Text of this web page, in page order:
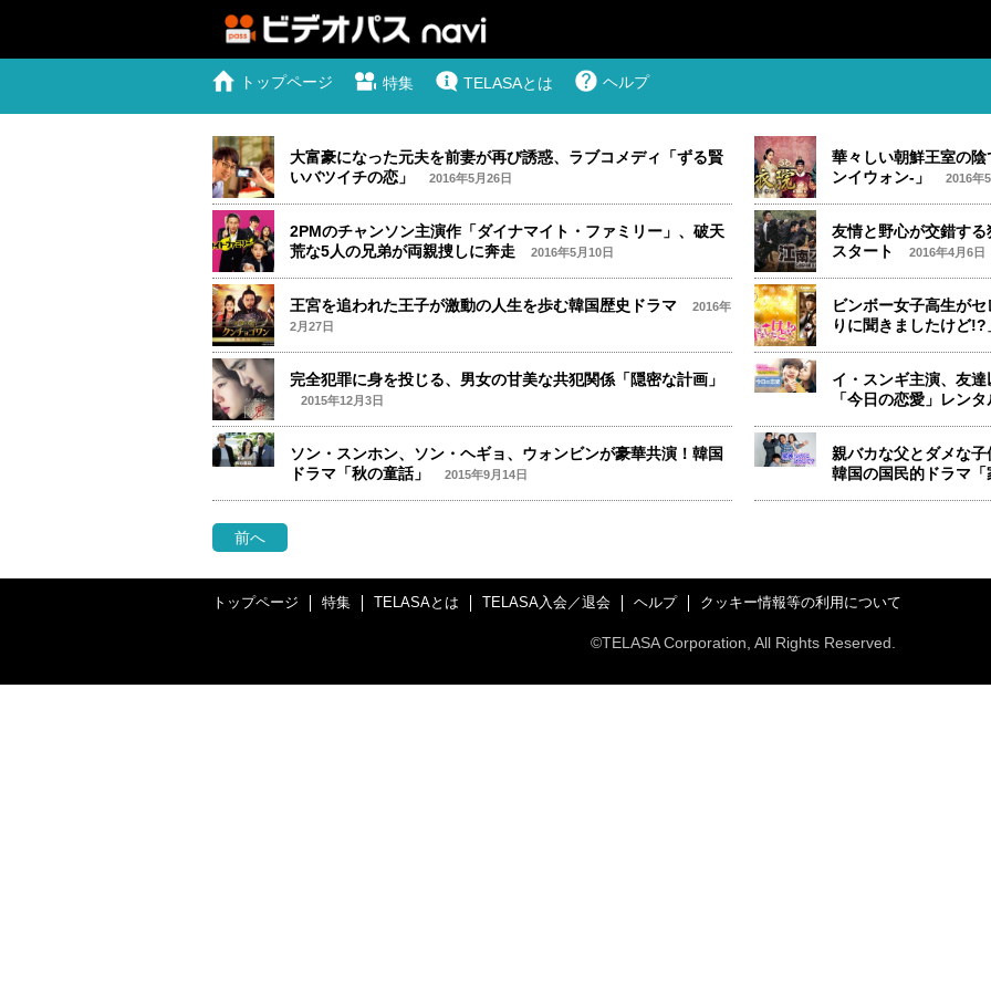
トップページ 特集 TELASAとは ヘルプ
大富豪になった元夫を前妻が再び誘惑、ラブコメディ「ずる賢
いバツイチの恋」
2016年5月26日
華々しい朝鮮王室の
ンイウォン-」
2016年
2PMのチャンソン主演作「ダイナマイト・ファミリー」、破天
荒な5人の兄弟が両親捜しに奔走
2016年5月10日
友情と野心が交錯す
スタート
2016年4月6日
王宮を追われた王子が激動の人生を歩む韓国歴史ドラマ
2016年
2月27日
ビンボー女子高生が
りに聞きましたけど
完全犯罪に身を投じる、男女の甘美な共犯関係「隠密な計画」
2015年12月3日
イ・スンギ主演、友
「今日の恋愛」レン
ソン・スンホン、ソン・ヘギョ、ウォンビンが豪華共演！韓国
ドラマ「秋の童話」
2015年9月14日
親バカな父とダメな
韓国の国民的ドラマ
前へ
トップページ 特集 TELASAとは TELASA入会／退会 ヘルプ クッキー情報等の利用について
©TELASA Corporation, All Rights Reserved.